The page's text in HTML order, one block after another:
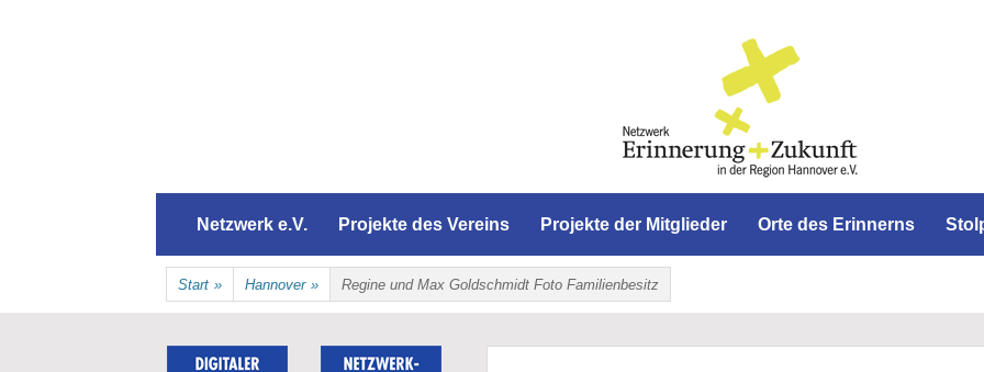
NETZWERK ERINNERUNG UND ZUKUNFT IN DER
Inhalt
springen
Netzwerk e.V. Projekte des Vereins Projekte der Mitglieder Orte des Erinnerns
Start » Hannover » Regine und Max Goldschmidt Foto Familienbesitz